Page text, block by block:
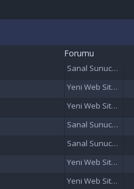
Forumu
Sanal Sunucu (VDS/VPS)
Yeni Web Siteleri - Site Tanıtımı
Yeni Web Siteleri - Site Tanıtımı
Sanal Sunucu (VDS/VPS)
Sanal Sunucu (VDS/VPS)
Yeni Web Siteleri - Site Tanıtımı
Yeni Web Siteleri - Site Tanıtımı